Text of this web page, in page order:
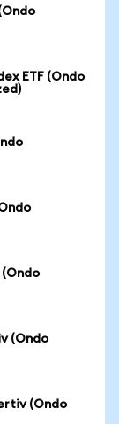
ETF (Ondo
(Ondo
(Ondo
(Ondo